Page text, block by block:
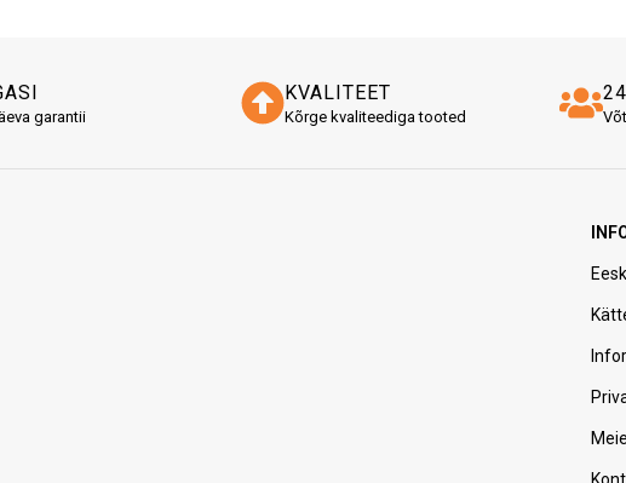
garantii
KVALITEET
Kõrge kvaliteediga tooted